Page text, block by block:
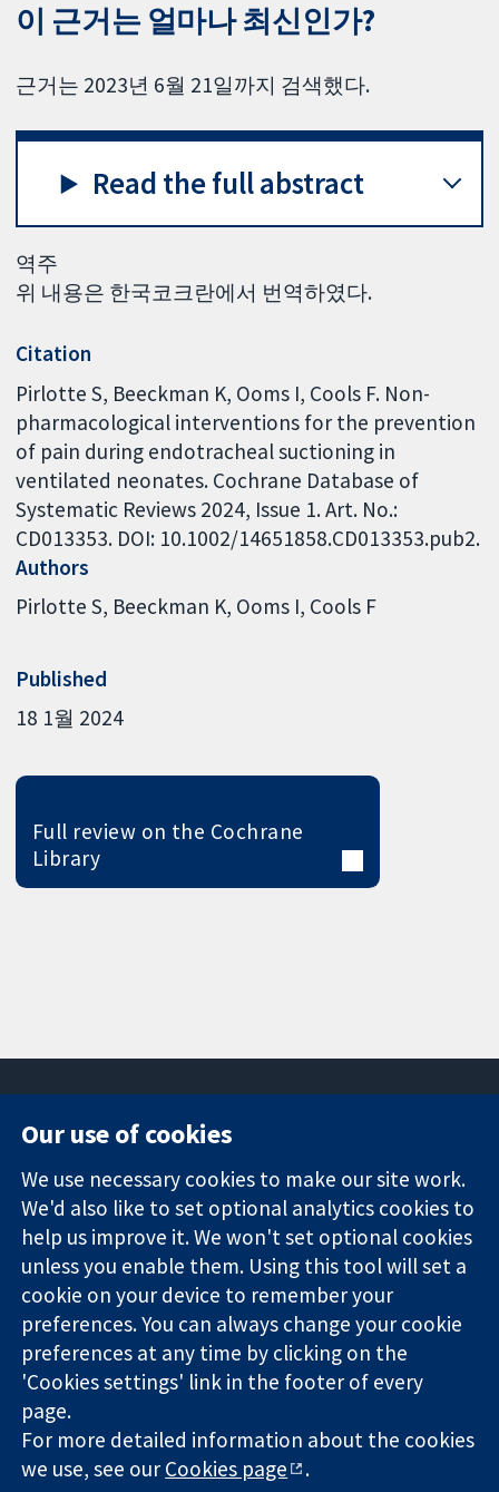
이 근거는 얼마나 최신인가?
근거는 2023년 6월 21일까지 검색했다.
Read the full abstract
역주
위 내용은 한국코크란에서 번역하였다.
Citation
Pirlotte S, Beeckman K, Ooms I, Cools F. Non-
pharmacological interventions for the prevention
of pain during endotracheal suctioning in
ventilated neonates. Cochrane Database of
Systematic Reviews 2024, Issue 1. Art. No.:
CD013353. DOI: 10.1002/14651858.CD013353.pub2.
Authors
Pirlotte S Beeckman K Ooms I Cools F
Published
18 1월 2024
Full review on the Cochrane
Library
Trusted
evidence.
Informed
decisions.
Better health.
Square
London
W1G 0AN
영국
News
Press office
About us
작업
Cochrane
Library
The Cochrane Collaboration is a charity (no. 1045921) and a
company limited by guarantee (no. 03044323) registered in
England & Wales. VAT registration number GB 718 2127 49.
Copyright © 2026 The Cochrane Collaboration
Our use of cookies
We use necessary cookies to make our site work.
We'd also like to set optional analytics cookies to
help us improve it. We won't set optional cookies
unless you enable them. Using this tool will set a
cookie on your device to remember your
preferences. You can always change your cookie
preferences at any time by clicking on the
'Cookies settings' link in the footer of every
page.
For more detailed information about the cookies
we use, see ourCookies page .